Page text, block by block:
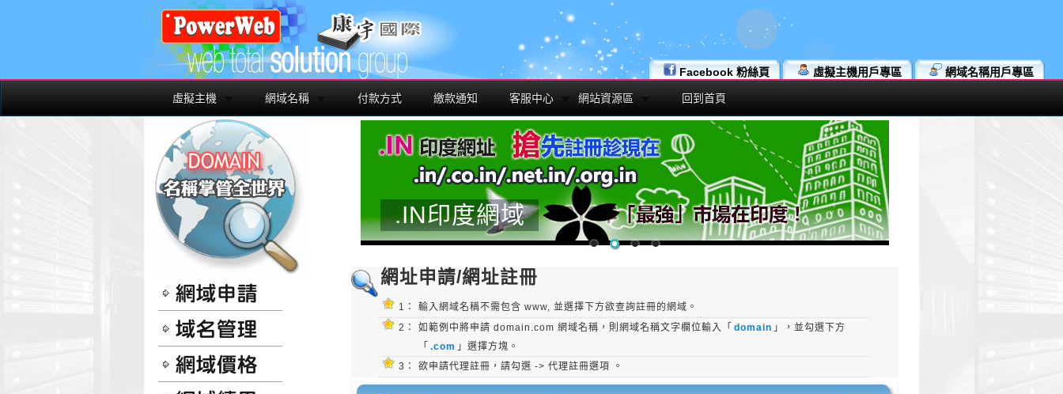
網域名稱用戶專區
虛擬主機用戶專區
Facebook 粉絲頁
虛擬主機 網域名稱 付款方式 繳款通知 客服中心 網站資源區 回到首頁
.IN印度網域
網址申請/網址註冊
1：
輸入網域名稱不需包含 www, 並選擇下方欲查詢註冊的網域。
2：
如範例中將申請 domain.com 網域名稱，則網域名稱文字欄位輸入「 domain 」，並勾選下方
「 .com 」選擇方塊。
3：
欲申請代理註冊，請勾選 -> 代理註冊選項 。